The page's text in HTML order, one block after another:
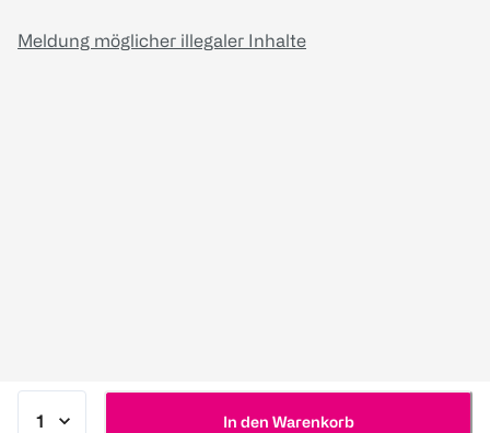
In den Warenkorb
Meldung möglicher illegaler Inhalte